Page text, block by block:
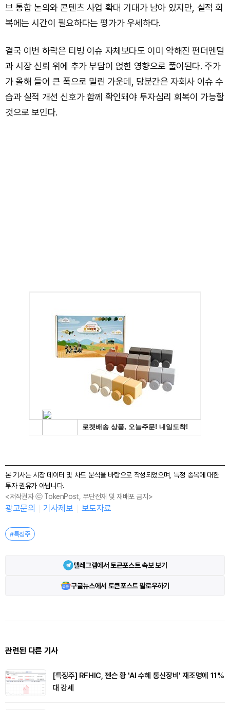
브 통합 논의와 콘텐츠 사업 확대 기대가 남아 있지만, 실적 회
복에는 시간이 필요하다는 평가가 우세하다.
결국 이번 하락은 티빙 이슈 자체보다도 이미 약해진 펀더멘털
과 시장 신뢰 위에 추가 부담이 얹힌 영향으로 풀이된다. 주가
가 올해 들어 큰 폭으로 밀린 가운데, 당분간은 자회사 이슈 수
습과 실적 개선 신호가 함께 확인돼야 투자심리 회복이 가능할
것으로 보인다.
본 기사는 시장 데이터 및 차트 분석을 바탕으로 작성되었으며, 특정 종목에 대한
투자 권유가 아닙니다.
<저작권자 ⓒ TokenPost, 무단전재 및 재배포 금지>
광고문의 기사제보 보도자료
#특징주
텔레그램에서 토큰포스트 속보 보기
구글뉴스에서 토큰포스트 팔로우하기
관련된 다른 기사
[특징주] RFHIC, 젠슨 황 'AI 수혜 통신장비' 재조명에 11%
대 강세